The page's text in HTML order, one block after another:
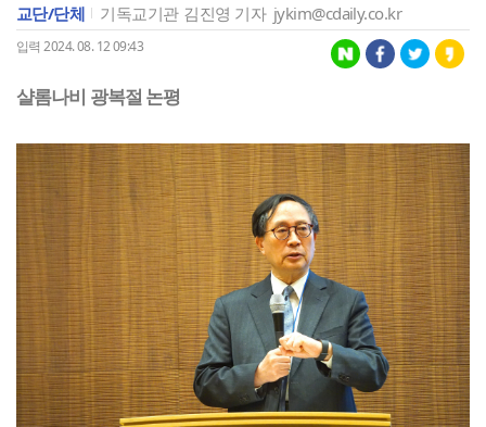
교단/단체 기독교기관 김진영 기자 jykim@cdaily.co.kr
입력 2024. 08. 12 09:43
샬롬나비 광복절 논평